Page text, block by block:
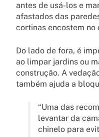
antes de usá-los e
afastados das
cortinas encostem no
Do lado de fora, é
ao limpar jardins ou
construção. A
também ajuda a
“Uma das
levantar da
chinelo para